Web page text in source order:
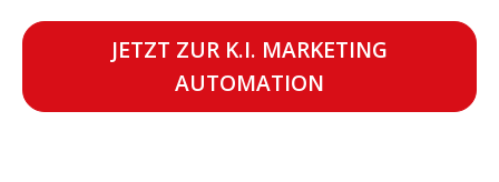
JETZT ZUR K.I. MARKETING
AUTOMATION